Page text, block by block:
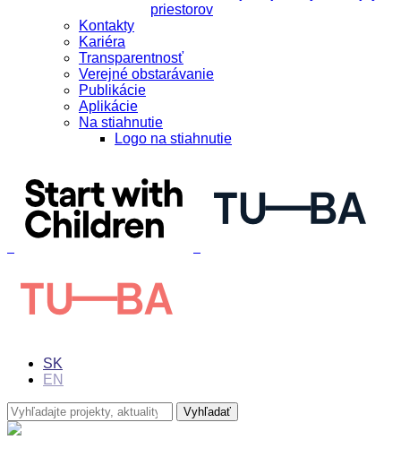
priestorov
Kontakty
Kariéra
Transparentnosť
Verejné obstarávanie
Publikácie
Aplikácie
Na stiahnutie
Logo na stiahnutie
SK
EN